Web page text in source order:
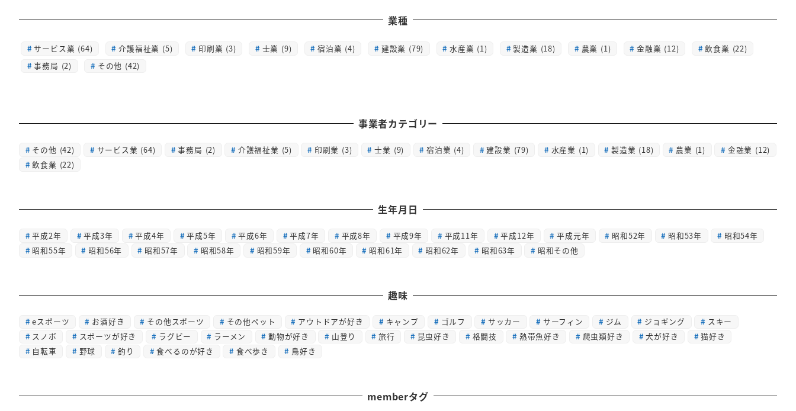
業種
サービス業 (64) 介護福祉業 (5) 印刷業 (3) 士業 (9) 宿泊業 (4) 建設業 (79) 水産業 (1) 製造業 (18) 農業 (1) 金融業 (12)
飲食業 (22)
事務局 (2)
その他 (42)
事業者カテゴリー
その他 (42) サービス業 (64) 事務局 (2) 介護福祉業 (5) 印刷業 (3) 士業 (9) 宿泊業 (4) 建設業 (79) 水産業 (1) 製造業 (18) 農業 (1) 金融業 (12)
飲食業 (22)
生年月日
平成2年 平成3年 平成4年 平成5年 平成6年 平成7年 平成8年 平成9年 平成11年 平成12年 平成元年 昭和52年 昭和53年
昭和54年
昭和55年
昭和56年 昭和57年 昭和58年 昭和59年 昭和60年 昭和61年 昭和62年 昭和63年 昭和その他
趣味
eスポーツ お酒好き その他スポーツ その他ペット アウトドアが好き キャンプ ゴルフ サッカー サーフィン ジム ジョギング
スキー
スノボ
スポーツが好き ラグビー ラーメン 動物が好き 山登り 旅行 昆虫好き 格闘技 熱帯魚好き 爬虫類好き 犬が好き
猫好き
自転車
野球 釣り 食べるのが好き 食べ歩き 鳥好き
memberタグ